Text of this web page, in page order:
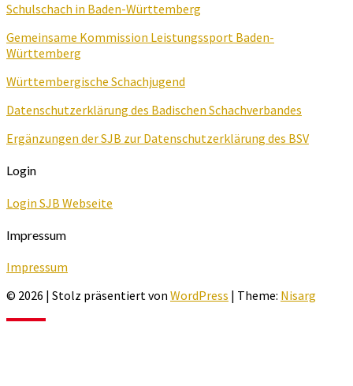
Schulschach in Baden-Württemberg
Gemeinsame Kommission Leistungssport Baden-
Württemberg
Württembergische Schachjugend
Datenschutzerklärung des Badischen Schachverbandes
Ergänzungen der SJB zur Datenschutzerklärung des BSV
Login
Login SJB Webseite
Impressum
Impressum
© 2026 | Stolz präsentiert von WordPress | Theme: Nisarg